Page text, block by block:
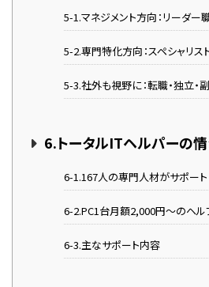
5-1.マネジメント方向：リーダー
5-2.専門特化方向：スペシャリス
5-3.社外も視野に：転職・独立・
6.トータルITヘルパーの
6-1.167人の専門人材がサポート
6-2.PC1台月額2,000円〜のヘル
6-3.主なサポート内容